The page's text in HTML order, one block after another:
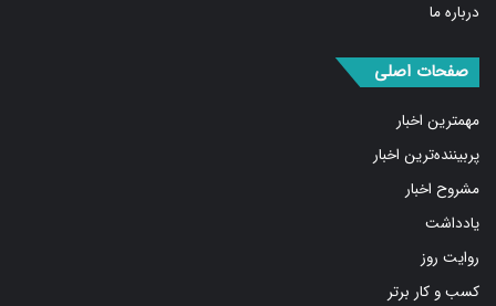
درباره ما
صفحات اصلی
مهمترین اخبار
پربیننده‌ترین اخبار
مشروح اخبار
یادداشت
روایت روز
کسب و کار برتر